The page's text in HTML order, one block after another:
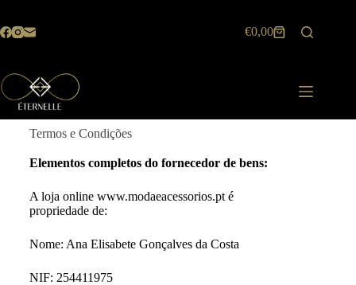
€0,00
Termos e Condições
Elementos completos do fornecedor de bens:
A loja online www.modaeacessorios.pt é
propriedade de:
Nome: Ana Elisabete Gonçalves da Costa
NIF: 254411975